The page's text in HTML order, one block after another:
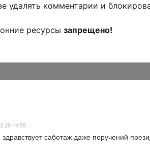
удалять комментарии и
ресурсы запрещено!
14:55
саботаж даже поручений